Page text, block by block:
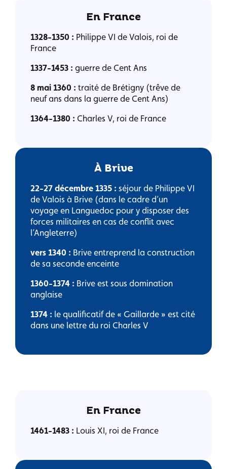
En France
1328-1350 : Philippe VI de Valois, roi de
France
1337-1453 : guerre de Cent Ans
8 mai 1360 : traité de Brétigny (trêve de
neuf ans dans la guerre de Cent Ans)
1364-1380 : Charles V, roi de France
À Brive
22-27 décembre 1335 : séjour de Philippe VI
de Valois à Brive (dans le cadre d’un
voyage en Languedoc pour y disposer des
forces militaires en cas de conflit avec
l’Angleterre)
vers 1340 : Brive entreprend la construction
de sa seconde enceinte
1360-1374 : Brive est sous domination
anglaise
1374 : le qualificatif de « Gaillarde » est cité
dans une lettre du roi Charles V
En France
1461-1483 : Louis XI, roi de France